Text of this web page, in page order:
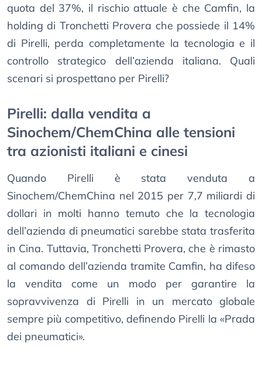
quota del 37%, il rischio attuale è che Camfin, la
holding di Tronchetti Provera che possiede il 14%
di Pirelli, perda completamente la tecnologia e il
controllo strategico dell’azienda italiana. Quali
scenari si prospettano per Pirelli?
Pirelli: dalla vendita a
Sinochem/ChemChina alle tensioni
tra azionisti italiani e cinesi
Quando Pirelli è stata venduta a
Sinochem/ChemChina nel 2015 per 7,7 miliardi di
dollari in molti hanno temuto che la tecnologia
dell’azienda di pneumatici sarebbe stata trasferita
in Cina. Tuttavia, Tronchetti Provera, che è rimasto
al comando dell’azienda tramite Camfin, ha difeso
la vendita come un modo per garantire la
sopravvivenza di Pirelli in un mercato globale
sempre più competitivo, definendo Pirelli la «Prada
dei pneumatici».